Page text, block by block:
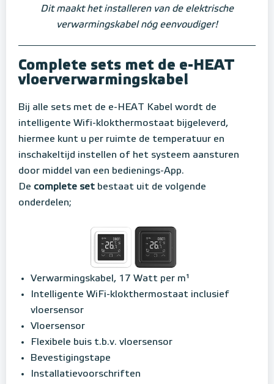
Dit maakt het installeren van de elektrische
verwarmingskabel nóg eenvoudiger!
Complete sets met de e-HEAT
vloerverwarmingskabel
Bij alle sets met de e-HEAT Kabel wordt de
intelligente Wifi-klokthermostaat bijgeleverd,
hiermee kunt u per ruimte de temperatuur en
inschakeltijd instellen of het systeem aansturen
door middel van een bedienings-App.
De complete set bestaat uit de volgende
onderdelen;
Verwarmingskabel, 17 Watt per m¹
Intelligente WiFi-klokthermostaat inclusief
vloersensor
Vloersensor
Flexibele buis t.b.v. vloersensor
Bevestigingstape
Installatievoorschriften